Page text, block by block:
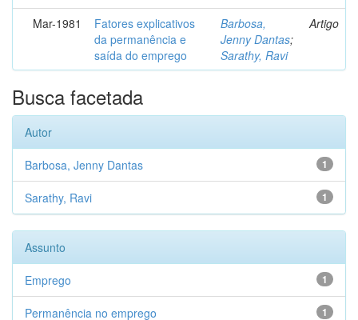
Mar-1981
Fatores explicativos
da permanência e
saída do emprego
Barbosa,
Jenny Dantas;
Sarathy, Ravi
Artigo
Busca facetada
Autor
1
Barbosa, Jenny Dantas
1
Sarathy, Ravi
Assunto
1
Emprego
1
Permanência no emprego